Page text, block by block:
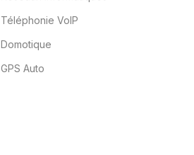
Téléphonie VoIP
Domotique
GPS Auto